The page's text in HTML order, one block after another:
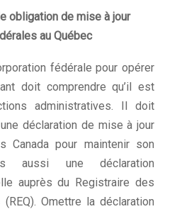
obligation de mise à jour
au Québec
fédérale pour opérer
doit comprendre qu’il est
administratives. Il doit
déclaration de mise à jour
Canada pour maintenir son
aussi une déclaration
auprès du Registraire des
Omettre la déclaration